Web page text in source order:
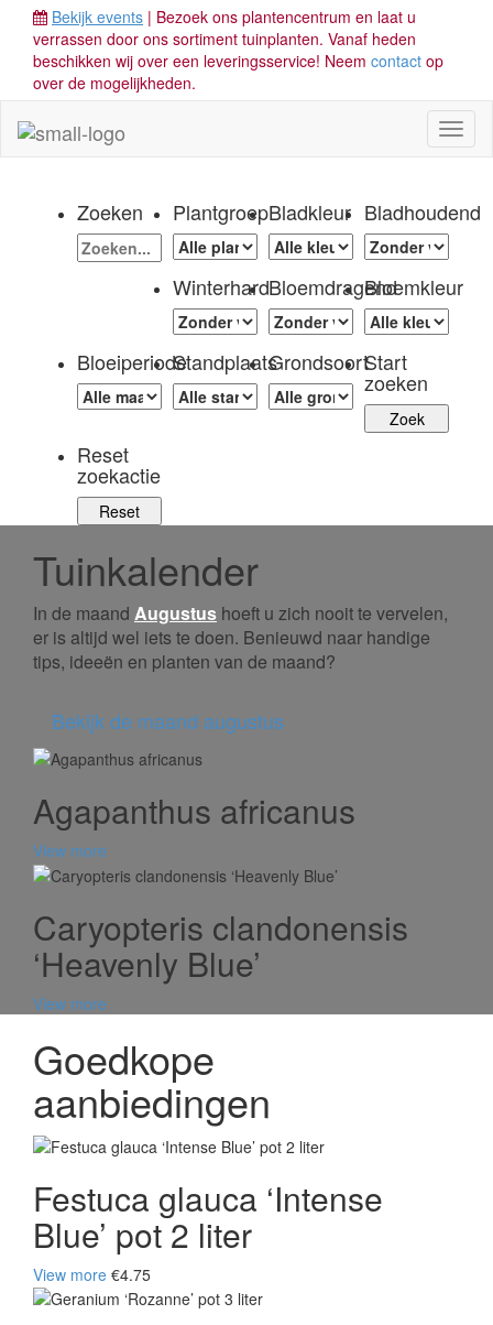
Bekijk events | Bezoek ons plantencentrum en laat u
verrassen door ons sortiment tuinplanten. Vanaf heden
beschikken wij over een leveringsservice! Neem contact op
over de mogelijkheden.
Zoeken PlantgroepBladkleur Bladhoudend
WinterhardBloemdragendBloemkleur
BloeiperiodeStandplaatsGrondsoortStart
zoeken
Reset
zoekactie
Tuinkalender
In de maand Augustus hoeft u zich nooit te vervelen,
er is altijd wel iets te doen. Benieuwd naar handige
tips, ideeën en planten van de maand?
Bekijk de maand augustus
Agapanthus africanus
View more
Caryopteris clandonensis
‘Heavenly Blue’
View more
Goedkope
aanbiedingen
Festuca glauca ‘Intense
Blue’ pot 2 liter
View more €4.75